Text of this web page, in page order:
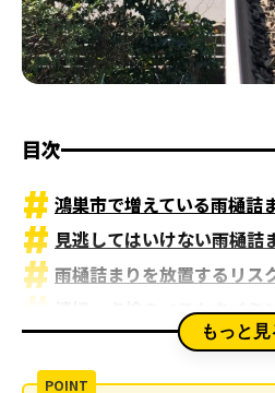
目次
もっと見
鴻巣市で増えている雨樋詰
見逃してはいけない雨樋詰
雨樋詰まりを放置するリス
清掃・点検のベストタイミ
修繕・清掃を行うメリット
丸山建設の無料点検と保険